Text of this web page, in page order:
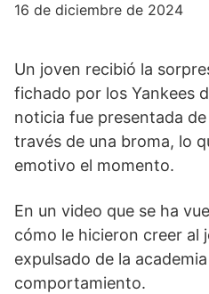
16 de diciembre de 2024
Un joven recibió la
fichado por los Yankees
noticia fue presentada
través de una broma, lo
emotivo el momento.
En un video que se ha
cómo le hicieron creer al
expulsado de la
comportamiento.